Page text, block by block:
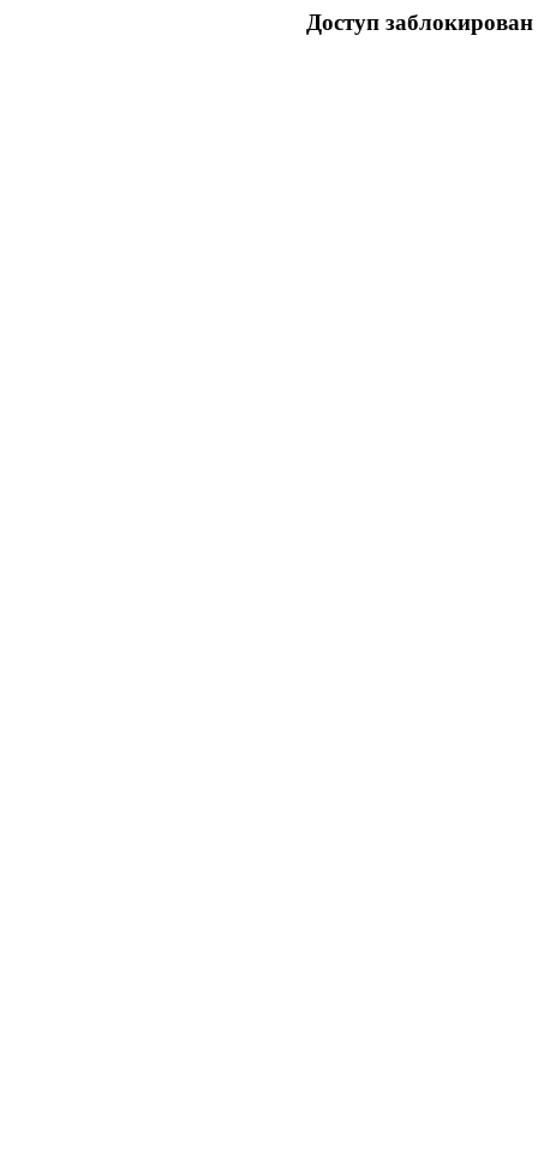
Доступ